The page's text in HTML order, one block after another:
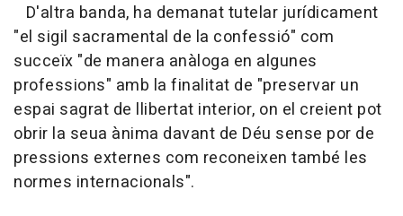
D'altra banda, ha demanat tutelar jurídicament
"el sigil sacramental de la confessió" com
succeïx "de manera anàloga en algunes
professions" amb la finalitat de "preservar un
espai sagrat de llibertat interior, on el creient pot
obrir la seua ànima davant de Déu sense por de
pressions externes com reconeixen també les
normes internacionals".